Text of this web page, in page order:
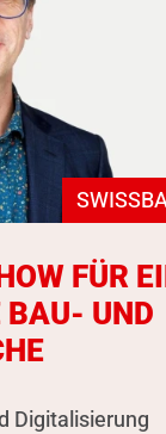
FÜR
BAU- UND
Digitalisierung